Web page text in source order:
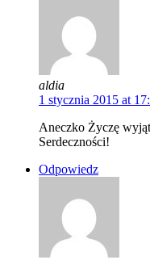
aldia
1 stycznia 2015 at
Aneczko Życzę
Serdeczności!
Odpowiedz